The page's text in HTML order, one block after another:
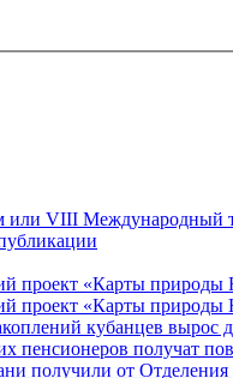
или VIII Международный
проект «Карты
проект «Карты природы
кубанцев вырос
пенсионеров получат
получили от Отделения